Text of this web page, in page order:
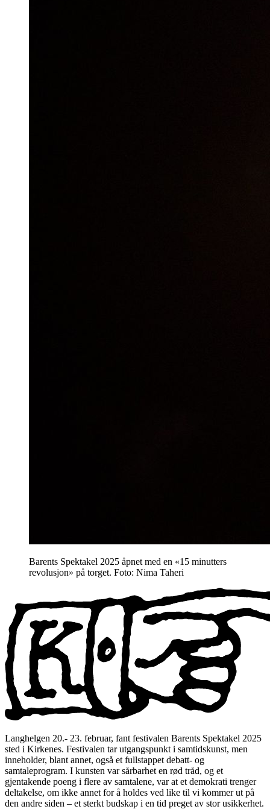
Barents Spektakel 2025 åpnet med en «15 minutters
revolusjon» på torget. Foto: Nima Taheri
Langhelgen 20.- 23. februar, fant festivalen Barents Spektakel 2025
sted i Kirkenes. Festivalen tar utgangspunkt i samtidskunst, men
inneholder, blant annet, også et fullstappet debatt- og
samtaleprogram. I kunsten var sårbarhet en rød tråd, og et
gjentakende poeng i flere av samtalene, var at et demokrati trenger
deltakelse, om ikke annet for å holdes ved like til vi kommer ut på
den andre siden – et sterkt budskap i en tid preget av stor usikkerhet.